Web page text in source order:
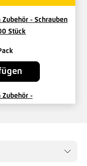
- Schrauben
Stück
Zubehör -